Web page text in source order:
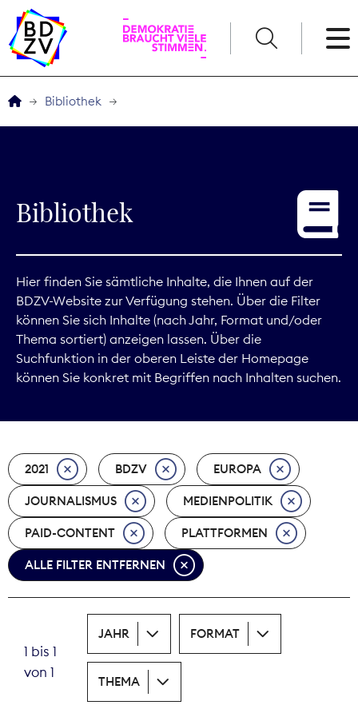
Service
Digitales
Kommunikation
Marktdaten
Nachhaltigkeit
Nachwuchs
Nova Award
Print
Bibliothek
Bibliothek
Hier finden Sie sämtliche Inhalte, die Ihnen auf der
BDZV-Website zur Verfügung stehen. Über die Filter
können Sie sich Inhalte (nach Jahr, Format und/oder
Thema sortiert) anzeigen lassen. Über die
Suchfunktion in der oberen Leiste der Homepage
können Sie konkret mit Begriffen nach Inhalten suchen.
2021 BDZV EUROPA
JOURNALISMUS MEDIENPOLITIK
PAID-CONTENT PLATTFORMEN
ALLE FILTER ENTFERNEN
1 bis 1
von 1
JAHR FORMAT
THEMA